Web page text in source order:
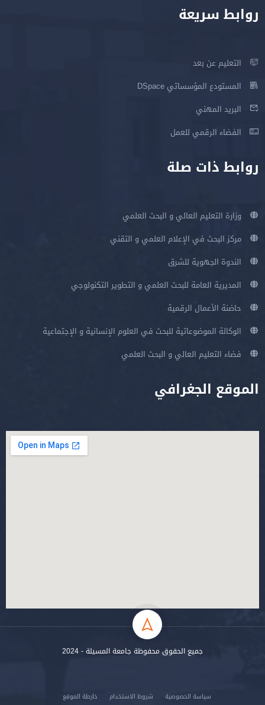
روابط سريعة
التعليم عن بعد
المستودع المؤسساتي DSpace
البريد المهني
الفضاء الرقمي للعمل
روابط ذات صلة
وزارة التعليم العالي و البحث العلمي
مركز البحث في الإعلام العلمي و التقني
الندوة الجهوية للشرق
المديرية العامة للبحث العلمي و التطوير التكنولوجي
حاضنة الأعمال الرقمية
الوكالة الموضوعاتية للبحث في العلوم الإنسانية و الإجتماعية
فضاء التعليم العالي و البحث العلمي
الموقع الجغرافي
جميع الحقوق محفوظة جامعة المسيلة - 2024
سياسة الخصوصية شروط الاستخدام خارطة الموقع